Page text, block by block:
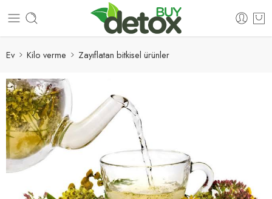
Ev Kilo verme Zayıflatan bitkisel ürünler